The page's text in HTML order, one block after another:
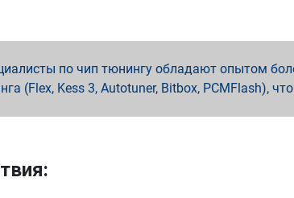
по чип тюнингу обладают опытом
(Flex, Kess 3, Autotuner, Bitbox, PCMFlash),